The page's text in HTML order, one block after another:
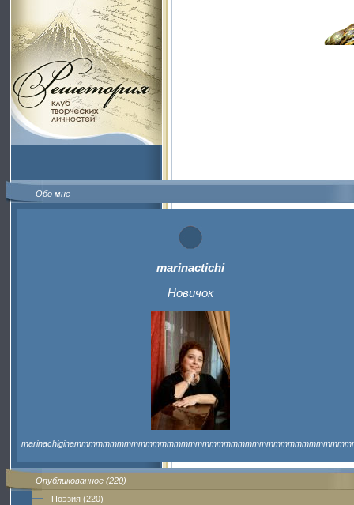
Обо мне
marinactichi
Новичок
Опубликованное (220)
Поэзия (220)